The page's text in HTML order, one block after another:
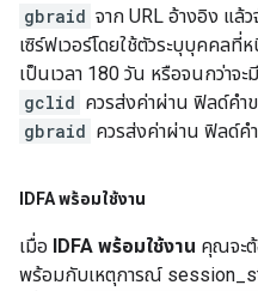
gbraid จาก URL อ้างอิง แล้
เซิร์ฟเวอร์โดยใช้ตัวระบุบุคคลที่
เป็นเวลา 180 วัน หรือจนกว่าจ
gclid ควรส่งค่าผ่าน ฟิลด์คำ
gbraid ควรส่งค่าผ่าน ฟิลด์ค
IDFA พร้อมใช้งาน
เมื่อ IDFA พร้อมใช้งาน คุณจะ
พร้อมกับเหตุการณ์